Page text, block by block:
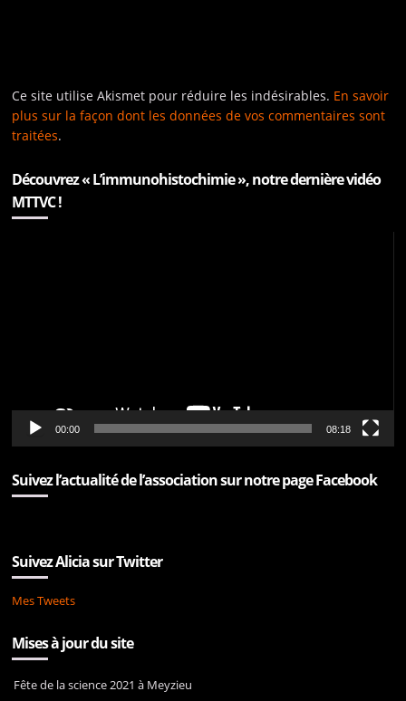
Ce site utilise Akismet pour réduire les indésirables. En savoir
plus sur la façon dont les données de vos commentaires sont
traitées.
Découvrez « L’immunohistochimie », notre dernière vidéo
MTTVC !
00:00 08:18
Suivez l’actualité de l’association sur notre page Facebook
Suivez Alicia sur Twitter
Mes Tweets
Mises à jour du site
Fête de la science 2021 à Meyzieu